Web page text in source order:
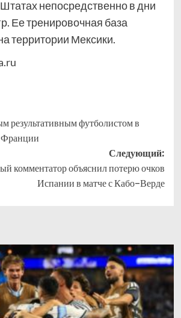
непосредственно в дни
Ее тренировочная база
территории Мексики.
результативным футболистом в
Франции
Следующий:
комментатор объяснил потерю очков
Испании в матче с Кабо-Верде